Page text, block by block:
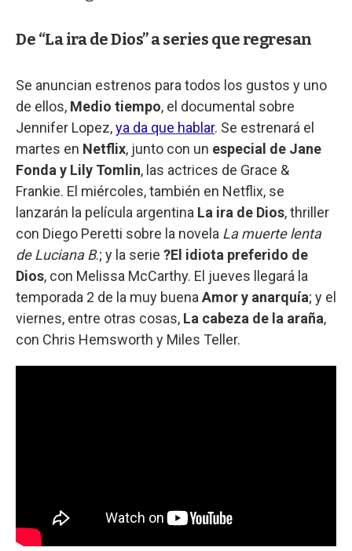
De “La ira de Dios” a series que regresan
Se anuncian estrenos para todos los gustos y uno
de ellos, Medio tiempo, el documental sobre
Jennifer Lopez,ya da que hablar. Se estrenará el
martes en Netflix, junto con un especial de Jane
Fonda y Lily Tomlin, las actrices de Grace &
Frankie. El miércoles, también en Netflix, se
lanzarán la película argentina La ira de Dios, thriller
con Diego Peretti sobre la novela La muerte lenta
de Luciana B.; y la serie ?El idiota preferido de
Dios, con Melissa McCarthy. El jueves llegará la
temporada 2 de la muy buenaAmor y anarquía; y el
viernes, entre otras cosas, La cabeza de la araña,
con Chris Hemsworth y Miles Teller.